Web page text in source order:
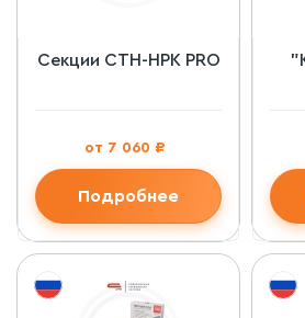
Секции СТН-НРК PRO
от 7 060 ₽
Подробнее